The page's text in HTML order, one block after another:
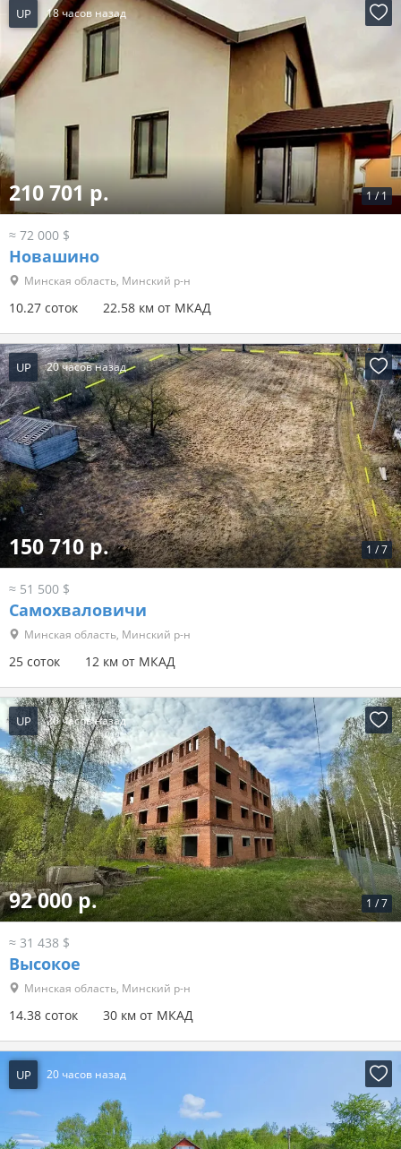
UP 18 часов назад
1/1
210 701 р.
≈ 72 000 $
Новашино
Минская область, Минский р-н
10.27 соток 22.58 км от МКАД
UP 20 часов назад
1 /7
150 710 р.
≈ 51 500 $
Самохваловичи
Минская область, Минский р-н
25 соток 12 км от МКАД
UP 20 часов назад
1 /7
92 000 р.
≈ 31 438 $
Высокое
Минская область, Минский р-н
14.38 соток 30 км от МКАД
UP 20 часов назад